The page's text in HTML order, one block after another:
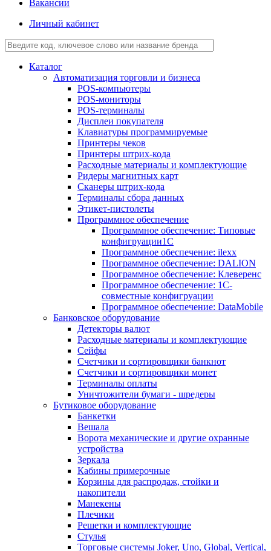
Вакансии
Личный кабинет
Каталог
Автоматизация торговли и бизнеса
POS-компьютеры
POS-мониторы
POS-терминалы
Дисплеи покупателя
Клавиатуры программируемые
Принтеры чеков
Принтеры штрих-кода
Расходные материалы и комплектующие
Ридеры магнитных карт
Сканеры штрих-кода
Терминалы сбора данных
Этикет-пистолеты
Программное обеспечение
Программное обеспечение: Типовые
конфигруации1С
Программное обеспечение: ilexx
Программное обеспечение: DALION
Программное обеспечение: Клеверенс
Программное обеспечение: 1С-
совместные конфигруации
Программное обеспечение: DataMobile
Банковское оборудование
Детекторы валют
Расходные материалы и комплектующие
Сейфы
Счетчики и сортировщики банкнот
Счетчики и сортировщики монет
Терминалы оплаты
Уничтожители бумаги - шредеры
Бутиковое оборудование
Банкетки
Вешала
Ворота механические и другие охранные
устройства
Зеркала
Кабины примерочные
Корзины для распродаж, стойки и
накопители
Манекены
Плечики
Решетки и комплектующие
Стулья
Торговые системы Joker, Uno, Global, Vertical,